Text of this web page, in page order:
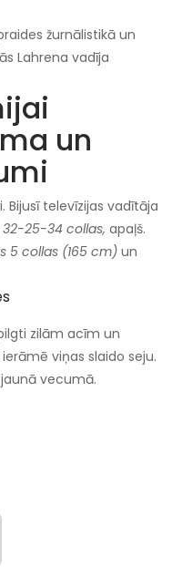
žurnālistikā un
Lahrena vadīja
un
Bijusī televīzijas vadītāja
32-25-34 collas, apaļš.
5 collas (165 cm) un
zilām acīm un
viņas slaido seju.
vecumā.